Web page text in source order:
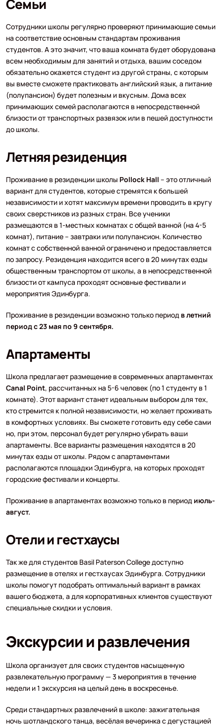
Семьи
Сотрудники школы регулярно проверяют принимающие семьи
на соответствие основным стандартам проживания
студентов. А это значит, что ваша комната будет оборудована
всем необходимым для занятий и отдыха, вашим соседом
обязательно окажется студент из другой страны, с которым
вы вместе сможете практиковать английский язык, а питание
(полупансион) будет полезным и вкусным. Дома всех
принимающих семей располагаются в непосредственной
близости от транспортных развязок или в пешей доступности
до школы.
Летняя резиденция
Проживание в резиденции школы Pollock Hall – это отличный
вариант для студентов, которые стремятся к большей
независимости и хотят максимум времени проводить в кругу
своих сверстников из разных стран. Все ученики
размещаются в 1-местных комнатах с общей ванной (на 4-5
комнат), питание – завтраки или полупансион. Количество
комнат с собственной ванной ограничено и предоставляется
по запросу. Резиденция находится всего в 20 минутах езды
общественным транспортом от школы, а в непосредственной
близости от кампуса проходят основные фестивали и
мероприятия Эдинбурга.
Проживание в резиденции возможно только период в летний
период с 23 мая по 9 сентября.
Апартаменты
Школа предлагает размещение в современных апартаментах
Canal Point, рассчитанных на 5-6 человек (по 1 студенту в 1
комнате). Этот вариант станет идеальным выбором для тех,
кто стремится к полной независимости, но желает проживать
в комфортных условиях. Вы сможете готовить еду себе сами
но, при этом, персонал будет регулярно убирать ваши
апартаменты. Все варианты размещения находятся в 20
минутах езды от школы. Рядом с апартаментами
располагаются площадки Эдинбурга, на которых проходят
городские фестивали и концерты.
Проживание в апартаментах возможно только в период июль-
август.
Отели и гестхаусы
Так же для студентов Basil Paterson College доступно
размещение в отелях и гестхаусах Эдинбурга. Сотрудники
школы помогут подобрать оптимальный вариант в рамках
вашего бюджета, а для корпоративных клиентов существуют
специальные скидки и условия.
Экскурсии и развлечения
Школа организует для своих студентов насыщенную
развлекательную программу — 3 мероприятия в течение
недели и 1 экскурсия на целый день в воскресенье.
Среди стандартных развлечений в школе: зажигательная
ночь шотландского танца, весёлая вечеринка с дегустацией